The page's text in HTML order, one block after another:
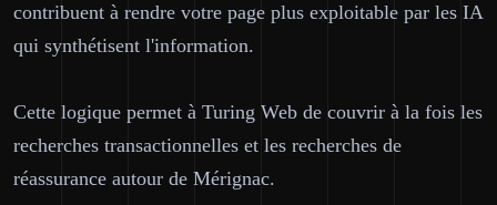
contribuent à rendre votre page plus exploitable par les IA
qui synthétisent l'information.
Cette logique permet à Turing Web de couvrir à la fois les
recherches transactionnelles et les recherches de
réassurance autour de Mérignac.